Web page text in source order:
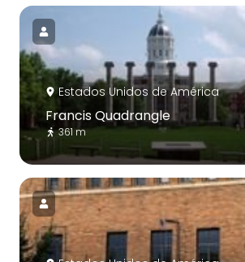
Estados Unidos de América
Francis Quadrangle
361 m